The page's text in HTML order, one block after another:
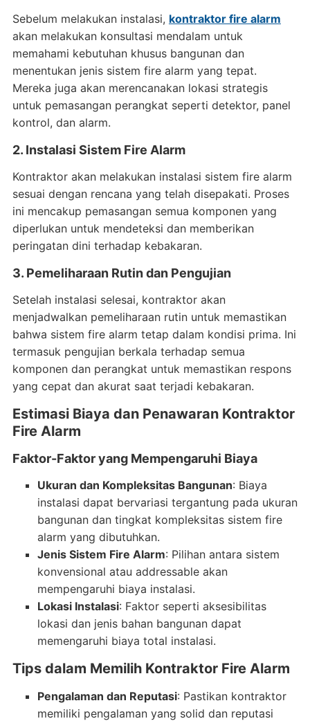
Sebelum melakukan instalasi, kontraktor fire alarm
akan melakukan konsultasi mendalam untuk
memahami kebutuhan khusus bangunan dan
menentukan jenis sistem fire alarm yang tepat.
Mereka juga akan merencanakan lokasi strategis
untuk pemasangan perangkat seperti detektor, panel
kontrol, dan alarm.
2. Instalasi Sistem Fire Alarm
Kontraktor akan melakukan instalasi sistem fire alarm
sesuai dengan rencana yang telah disepakati. Proses
ini mencakup pemasangan semua komponen yang
diperlukan untuk mendeteksi dan memberikan
peringatan dini terhadap kebakaran.
3. Pemeliharaan Rutin dan Pengujian
Setelah instalasi selesai, kontraktor akan
menjadwalkan pemeliharaan rutin untuk memastikan
bahwa sistem fire alarm tetap dalam kondisi prima. Ini
termasuk pengujian berkala terhadap semua
komponen dan perangkat untuk memastikan respons
yang cepat dan akurat saat terjadi kebakaran.
Estimasi Biaya dan Penawaran Kontraktor
Fire Alarm
Faktor-Faktor yang Mempengaruhi Biaya
Ukuran dan Kompleksitas Bangunan: Biaya
instalasi dapat bervariasi tergantung pada ukuran
bangunan dan tingkat kompleksitas sistem fire
alarm yang dibutuhkan.
Jenis Sistem Fire Alarm: Pilihan antara sistem
konvensional atau addressable akan
mempengaruhi biaya instalasi.
Lokasi Instalasi: Faktor seperti aksesibilitas
lokasi dan jenis bahan bangunan dapat
memengaruhi biaya total instalasi.
Tips dalam Memilih Kontraktor Fire Alarm
Pengalaman dan Reputasi: Pastikan kontraktor
memiliki pengalaman yang solid dan reputasi